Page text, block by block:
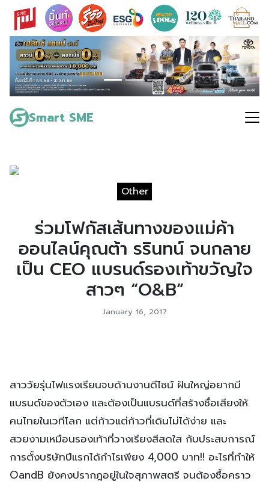
Skip
content
Smart SME
Search
for:
Other
ร่วมโฟกัสเส้นทางของแม่ค้า
ออนไลน์คุณต้า รรินทน์ จนกลาย
เป็น CEO แบรนด์รองเท้าขวัญใจ
สาวๆ “O&B”
January 16, 2017
สาววัยรุ่นไฟแรงเรียนจบด้านงานดีไซน์ ฝันใหญ่อยากมี
แบรนด์ของตัวเอง และต้องเป็นแบรนด์ที่สร้างชื่อเสียงให้
คนไทยในเวทีโลก แต่ก้าวแต่ก้าวที่เดินไม่ได้ง่าย และ
สวยงามเหมือนรองเท้าที่วางเรียงสีสดใส กับประสบการณ์
การตั้งบริษัทปีแรกได้กำไรเพียง 4,000 บาท!! อะไรที่ทำให้
OandB ยังคงปรากฎอยู่ในใจสุภาพสตรี จนต้องซื้อคราว